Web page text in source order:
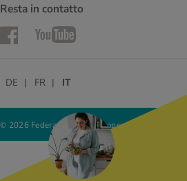
Resta in contatto
FacebookYouTube
© 2026 Federazione delle cooperative Migros
DE FR IT